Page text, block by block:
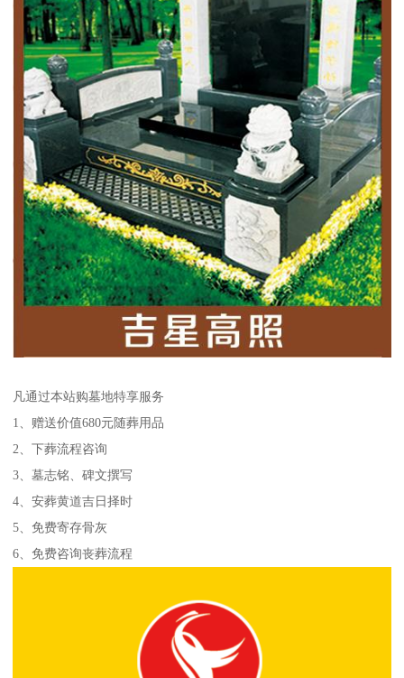
凡通过本站购墓地特享服务
1、赠送价值680元随葬用品
2、下葬流程咨询
3、墓志铭、碑文撰写
4、安葬黄道吉日择时
5、免费寄存骨灰
6、免费咨询丧葬流程